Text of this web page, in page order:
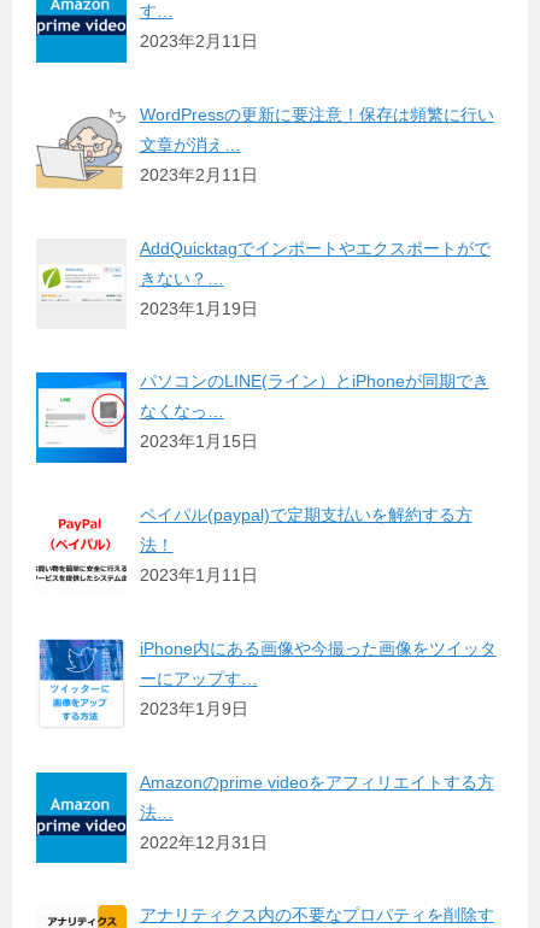
す…
2023年2月11日
WordPressの更新に要注意！保存は頻繁に行い
文章が消え…
2023年2月11日
AddQuicktagでインポートやエクスポートがで
きない？…
2023年1月19日
パソコンのLINE(ライン）とiPhoneが同期でき
なくなっ…
2023年1月15日
ペイパル(paypal)で定期支払いを解約する方
法！
2023年1月11日
iPhone内にある画像や今撮った画像をツイッタ
ーにアップす…
2023年1月9日
Amazonのprime videoをアフィリエイトする方
法…
2022年12月31日
アナリティクス内の不要なプロパティを削除す